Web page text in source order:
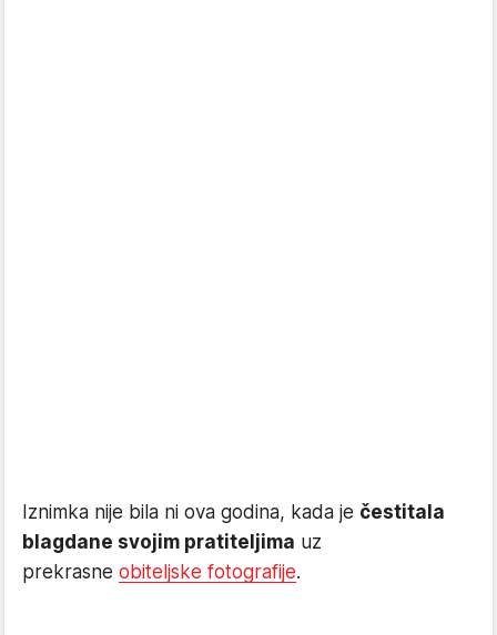
Iznimka nije bila ni ova godina, kada je čestitala
blagdane svojim pratiteljima uz
prekrasne obiteljske fotografije.